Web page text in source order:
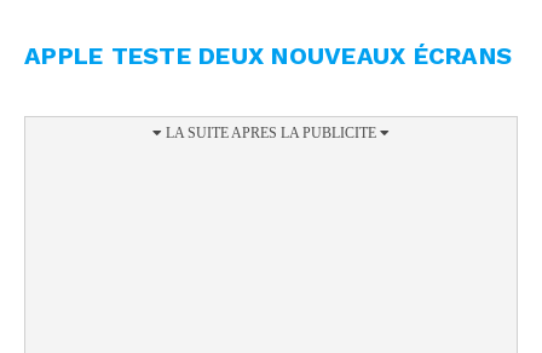
APPLE TESTE DEUX NOUVEAUX ÉCRANS